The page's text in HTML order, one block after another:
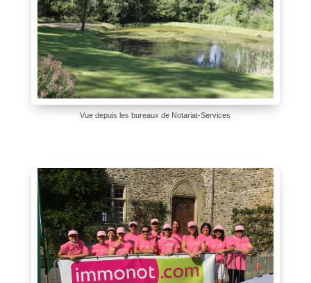
Vue depuis les bureaux de Notariat-Services